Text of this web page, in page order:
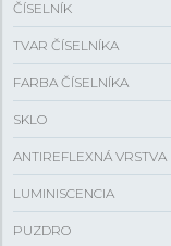
ČÍSELNÍK
TVAR ČÍSELNÍKA
FARBA ČÍSELNÍKA
SKLO
ANTIREFLEXNÁ VRSTVA
LUMINISCENCIA
PUZDRO